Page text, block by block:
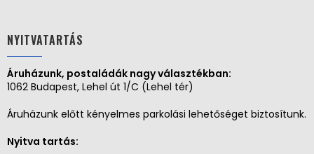
NYITVATARTÁS
Áruházunk, postaládák nagy választékban:
1062 Budapest, Lehel út 1/C (Lehel tér)
Áruházunk előtt kényelmes parkolási lehetőséget biztosítunk.
Nyitva tartás: